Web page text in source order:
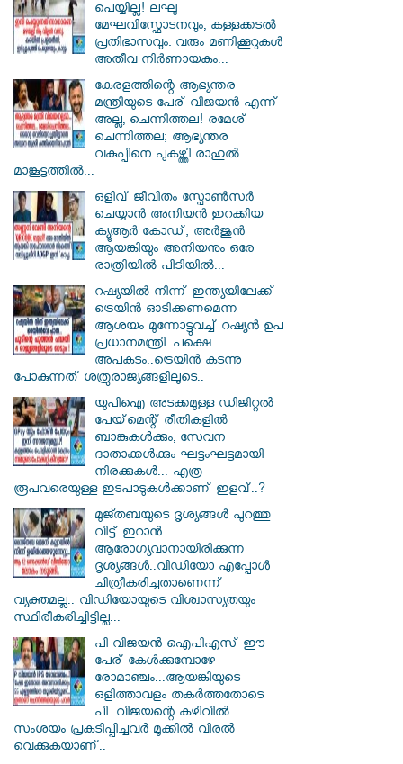
പെയ്യില്ല! ലഘു
മേഘവിസ്ഫോടനവും, കള്ളക്കടൽ
പ്രതിഭാസവും: വരും മണിക്കൂറുകൾ
അതീവ നിർണായകം...
കേരളത്തിന്റെ ആഭ്യന്തര
മന്ത്രിയുടെ പേര് വിജയൻ എന്ന്
അല്ല, ചെന്നിത്തല! രമേശ്
ചെന്നിത്തല; ആഭ്യന്തര
വകുപ്പിനെ പുകഴ്ത്തി രാഹുൽ
മാങ്കൂട്ടത്തിൽ...
ഒളിവ് ജീവിതം സ്പോൺസർ
ചെയ്യാൻ അനിയൻ ഇറക്കിയ
ക്യൂആർ കോഡ്; അർജുൻ
ആയങ്കിയും അനിയനും ഒരേ
രാത്രിയിൽ പിടിയിൽ...
റഷ്യയിൽ നിന്ന് ഇന്ത്യയിലേക്ക്
ട്രെയിൻ ഓടിക്കണമെന്ന
ആശയം മുന്നോട്ടുവച്ച് റഷ്യൻ ഉപ
പ്രധാനമന്ത്രി..പക്ഷെ
അപകടം..ട്രെയിൻ കടന്നു
പോകുന്നത് ശത്രുരാജ്യങ്ങളിലൂടെ..
യുപിഐ അടക്കമുള്ള ഡിജിറ്റല്‍
പേയ്‌മെന്റ് രീതികളില്‍
ബാങ്കുകള്‍ക്കും, സേവന
ദാതാക്കള്‍ക്കും ഘട്ടംഘട്ടമായി
നിരക്കുകള്‍... എത്ര
രൂപവരെയുള്ള ഇടപാടുകള്‍ക്കാണ് ഇളവ്..?
മുജ്തബയുടെ ദൃശ്യങ്ങൾ പുറത്തു
വിട്ട് ഇറാൻ..
ആരോഗ്യവാനായിരിക്കുന്ന
ദൃശ്യങ്ങൾ..വിഡിയോ എപ്പോൾ
ചിത്രീകരിച്ചതാണെന്ന്
വ്യക്തമല്ല.. വിഡിയോയുടെ വിശ്വാസ്യതയും
സ്ഥിരീകരിച്ചിട്ടില്ല...
പി വിജയന്‍ ഐപിഎസ് ഈ
പേര് കേൾക്കുമ്പോഴേ
രോമാഞ്ചം...ആയങ്കിയുടെ
ഒളിത്താവളം തകര്‍ത്തതോടെ
പി. വിജയന്റെ കഴിവില്‍
സംശയം പ്രകടിപ്പിച്ചവര്‍ മൂക്കില്‍ വിരല്‍
വെക്കുകയാണ്..